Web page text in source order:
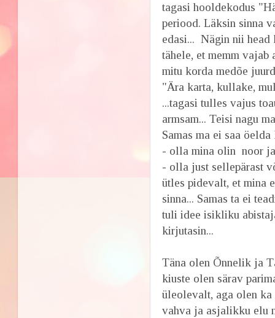
tagasi hooldekodus
periood. Läksin sinna
edasi... Nägin nii
tähele, et memm
mitu korda medõe
"Ära karta, kullake,
...tagasi tulles vajus
armsam... Teisi nagu
Samas ma ei saa
- olla mina olin noor
- olla just sellepärast
ütles pidevalt, et mina
sinna... Samas ta ei
tuli idee isikliku
kirjutasin...
Täna olen Õnnelik ja
kiuste olen särav
üleolevalt, aga olen
vahva ja asjalikku elu